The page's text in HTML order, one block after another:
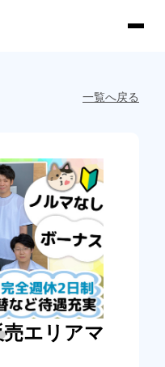
一覧へ戻る
エリアマ